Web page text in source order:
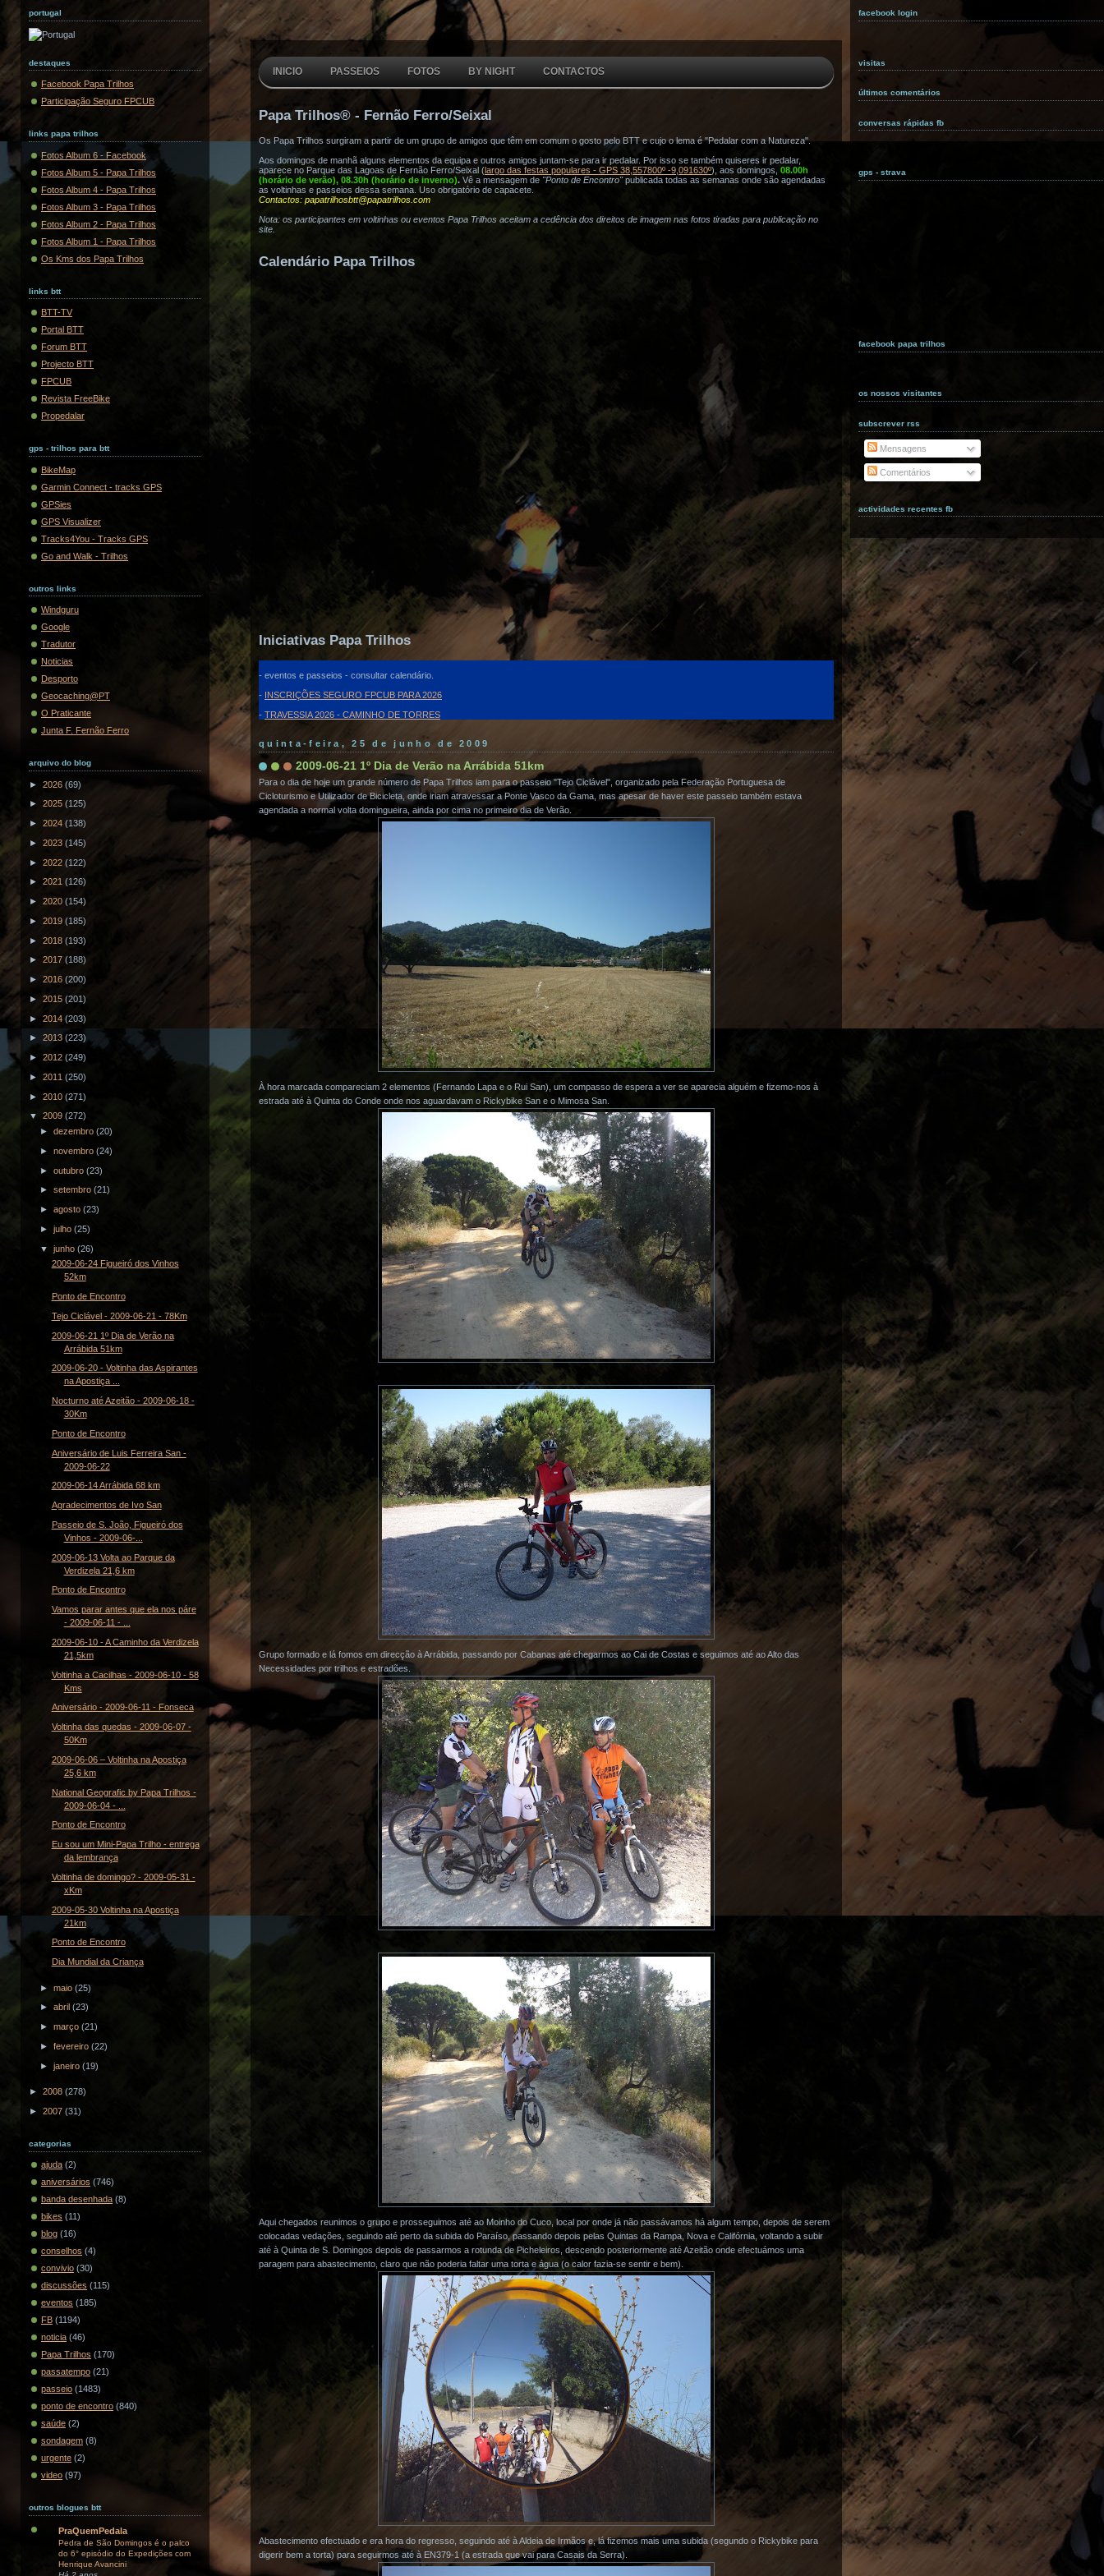
portugal
destaques
Facebook Papa Trilhos
Participação Seguro FPCUB
links papa trilhos
Fotos Album 6 - Facebook
Fotos Album 5 - Papa Trilhos
Fotos Album 4 - Papa Trilhos
Fotos Album 3 - Papa Trilhos
Fotos Album 2 - Papa Trilhos
Fotos Album 1 - Papa Trilhos
Os Kms dos Papa Trilhos
links btt
BTT-TV
Portal BTT
Forum BTT
Projecto BTT
FPCUB
Revista FreeBike
Propedalar
gps - trilhos para btt
BikeMap
Garmin Connect - tracks GPS
GPSies
GPS Visualizer
Tracks4You - Tracks GPS
Go and Walk - Trilhos
outros links
Windguru
Google
Tradutor
Noticias
Desporto
Geocaching@PT
O Praticante
Junta F. Fernão Ferro
arquivo do blog
► 2026 (69)
► 2025 (125)
► 2024 (138)
► 2023 (145)
► 2022 (122)
► 2021 (126)
► 2020 (154)
► 2019 (185)
► 2018 (193)
► 2017 (188)
► 2016 (200)
► 2015 (201)
► 2014 (203)
► 2013 (223)
► 2012 (249)
► 2011 (250)
► 2010 (271)
▼ 2009 (272)
►dezembro(20)
►novembro(24)
►outubro(23)
►setembro(21)
►agosto(23)
►julho(25)
▼junho(26)
2009-06-24 Figueiró dos Vinhos
52km
Ponto de Encontro
Tejo Ciclável - 2009-06-21 - 78Km
2009-06-21 1º Dia de Verão na
Arrábida 51km
2009-06-20 - Voltinha das Aspirantes
na Apostiça ...
Nocturno até Azeitão - 2009-06-18 -
30Km
Ponto de Encontro
Aniversário de Luis Ferreira San -
2009-06-22
2009-06-14 Arrábida 68 km
Agradecimentos de Ivo San
Passeio de S. João, Figueiró dos
Vinhos - 2009-06-...
2009-06-13 Volta ao Parque da
Verdizela 21,6 km
Ponto de Encontro
Vamos parar antes que ela nos páre
- 2009-06-11 - ...
2009-06-10 - A Caminho da Verdizela
21,5km
Voltinha a Cacilhas - 2009-06-10 - 58
Kms
Aniversário - 2009-06-11 - Fonseca
Voltinha das quedas - 2009-06-07 -
50Km
2009-06-06 – Voltinha na Apostiça
25,6 km
National Geografic by Papa Trilhos -
2009-06-04 - ...
Ponto de Encontro
Eu sou um Mini-Papa Trilho - entrega
da lembrança
Voltinha de domingo? - 2009-05-31 -
xKm
2009-05-30 Voltinha na Apostiça
21km
Ponto de Encontro
Dia Mundial da Criança
►maio(25)
►abril(23)
►março(21)
►fevereiro(22)
►janeiro(19)
► 2008 (278)
► 2007 (31)
categorias
ajuda (2)
aniversários (746)
banda desenhada (8)
bikes (11)
blog (16)
conselhos (4)
convivio (30)
discussões (115)
eventos (185)
FB (1194)
noticia (46)
Papa Trilhos (170)
passatempo (21)
passeio (1483)
ponto de encontro (840)
saúde (2)
sondagem (8)
urgente (2)
video (97)
outros blogues btt
PraQuemPedala
Pedra de São Domingos é o palco
do 6° episódio do Expedições com
Henrique Avancini
INICIO PASSEIOS FOTOS BY NIGHT CONTACTOS
Papa Trilhos® - Fernão Ferro/Seixal
Os Papa Trilhos surgiram a partir de um grupo de amigos que têm em comum o gosto pelo BTT e cujo o lema é "Pedalar com a Natureza".
Aos domingos de manhã alguns elementos da equipa e outros amigos juntam-se para ir pedalar. Por isso se também quiseres ir pedalar,
aparece no Parque das Lagoas de Fernão Ferro/Seixal (largo das festas populares - GPS 38,557800º -9,091630º), aos domingos, 08.00h
(horário de verão), 08.30h (horário de inverno). Vê a mensagem de "Ponto de Encontro"publicada todas as semanas onde são agendadas
as voltinhas e passeios dessa semana. Uso obrigatório de capacete.
Contactos: papatrilhosbtt@papatrilhos.com
Nota: os participantes em voltinhas ou eventos Papa Trilhos aceitam a cedência dos direitos de imagem nas fotos tiradas para publicação no
site.
Calendário Papa Trilhos
Iniciativas Papa Trilhos
- eventos e passeios - consultar calendário.
- INSCRIÇÕES SEGURO FPCUB PARA 2026
- TRAVESSIA 2026 - CAMINHO DE TORRES
quinta-feira, 25 de junho de 2009
2009-06-21 1º Dia de Verão na Arrábida 51km
Para o dia de hoje um grande número de Papa Trilhos iam para o passeio "Tejo Ciclável", organizado pela Federação Portuguesa de
Cicloturismo e Utilizador de Bicicleta, onde iriam atravessar a Ponte Vasco da Gama, mas apesar de haver este passeio também estava
agendada a normal volta domingueira, ainda por cima no primeiro dia de Verão.
À hora marcada compareciam 2 elementos (Fernando Lapa e o Rui San), um compasso de espera a ver se aparecia alguém e fizemo-nos à
estrada até à Quinta do Conde onde nos aguardavam o Rickybike San e o Mimosa San.
Grupo formado e lá fomos em direcção à Arrábida, passando por Cabanas até chegarmos ao Cai de Costas e seguimos até ao Alto das
Necessidades por trilhos e estradões.
Aqui chegados reunimos o grupo e prosseguimos até ao Moinho do Cuco, local por onde já não passávamos há algum tempo, depois de serem
colocadas vedações, seguindo até perto da subida do Paraíso, passando depois pelas Quintas da Rampa, Nova e Califórnia, voltando a subir
até à Quinta de S. Domingos depois de passarmos a rotunda de Picheleiros, descendo posteriormente até Azeitão onde efectuámos uma
paragem para abastecimento, claro que não poderia faltar uma torta e água (o calor fazia-se sentir e bem).
Abastecimento efectuado e era hora do regresso, seguindo até à Aldeia de Irmãos e, lá fizemos mais uma subida (segundo o Rickybike para
digerir bem a torta) para seguirmos até à EN379-1 (a estrada que vai para Casais da Serra).
facebook login
visitas
últimos comentários
conversas rápidas fb
gps - strava
facebook papa trilhos
os nossos visitantes
subscrever rss
Mensagens
Comentários
actividades recentes fb